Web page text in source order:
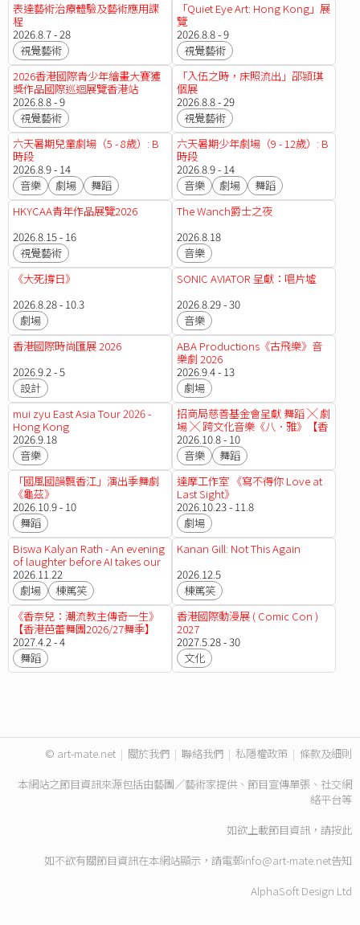
表達藝術治療體驗及藝術應用課
程
2026.8.7 - 28
視覺藝術
「Quiet Eye Art: Hong Kong」展
覽
2026.8.8 - 9
視覺藝術
2026香港國際青少年繪畫大賽獲
獎作品國際巡迴展覽香港站
2026.8.8 - 9
視覺藝術
「入伍之時，床照流出」邵頴琪
個展
2026.8.8 - 29
視覺藝術
六天暑期兒童劇場（5 - 8歲）: B
時段
2026.8.9 - 14
音樂
劇場 舞蹈
六天暑期少年劇場（9 - 12歲）: B
時段
2026.8.9 - 14
音樂
劇場
舞蹈
HKYCAA青年作品展覽2026
2026.8.15 - 16
視覺藝術
The Wanch爵士之夜
2026.8.18
音樂
《大死撐日》
2026.8.28 - 10.3
劇場
SONIC AVIATOR 呈獻：唱片墟
2026.8.29 - 30
音樂
香港國際時尚匯展 2026
2026.9.2 - 5
設計
ABA Productions《古飛樂》音
樂劇 2026
2026.9.4 - 13
劇場
mui zyu East Asia Tour 2026 -
Hong Kong
2026.9.18
音樂
招商局慈善基金會呈獻 舞蹈 ╳ 劇
場 ╳ 跨文化音樂《八．雅》【香
港舞蹈團2026/27 舞季】
2026.10.8 - 10
音樂
舞蹈
「國風國韻飄香江」演出季舞劇
《龜茲》
2026.10.9 - 10
舞蹈
達摩工作室 《寫不得你 Love at
Last Sight》
2026.10.23 - 11.8
劇場
Biswa Kalyan Rath - An evening
of laughter before AI takes our
job
2026.11.22
劇場
棟篤笑
Kanan Gill: Not This Again
2026.12.5
棟篤笑
《香奈兒：潮流教主傳奇一生》
【香港芭蕾舞團2026/27舞季】
2027.4.2 - 4
舞蹈
香港國際動漫展 ( Comic Con )
2027
2027.5.28 - 30
文化
© art-mate.net | 關於我們 | 聯絡我們 | 私隱權政策 | 條款及細則
本網站之節目資訊來源包括由藝團／藝術家提供、節目宣傳單張、社交網
絡平台等
如欲上載節目資訊，請按此
如不欲有關節目資訊在本網站顯示，請電郵info@art-mate.net告知
AlphaSoft Design Ltd